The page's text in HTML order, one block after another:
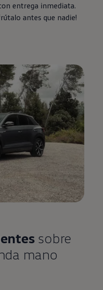
entrega inmediata.
antes que nadie!
sobre
mano